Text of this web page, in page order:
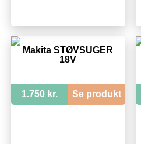
Makita STØVSUGER
18V
1.750 kr. Se produkt